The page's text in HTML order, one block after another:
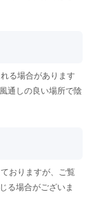
る場合があります
通しの良い場所で陰
おりますが、ご覧
る場合がございま